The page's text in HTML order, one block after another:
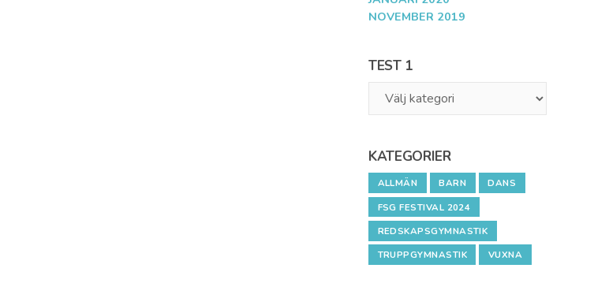
NOVEMBER 2019
TEST 1
KATEGORIER
ALLMÄN BARN
DANS
FSG FESTIVAL 2024
REDSKAPSGYMNASTIK
TRUPPGYMNASTIK
VUXNA